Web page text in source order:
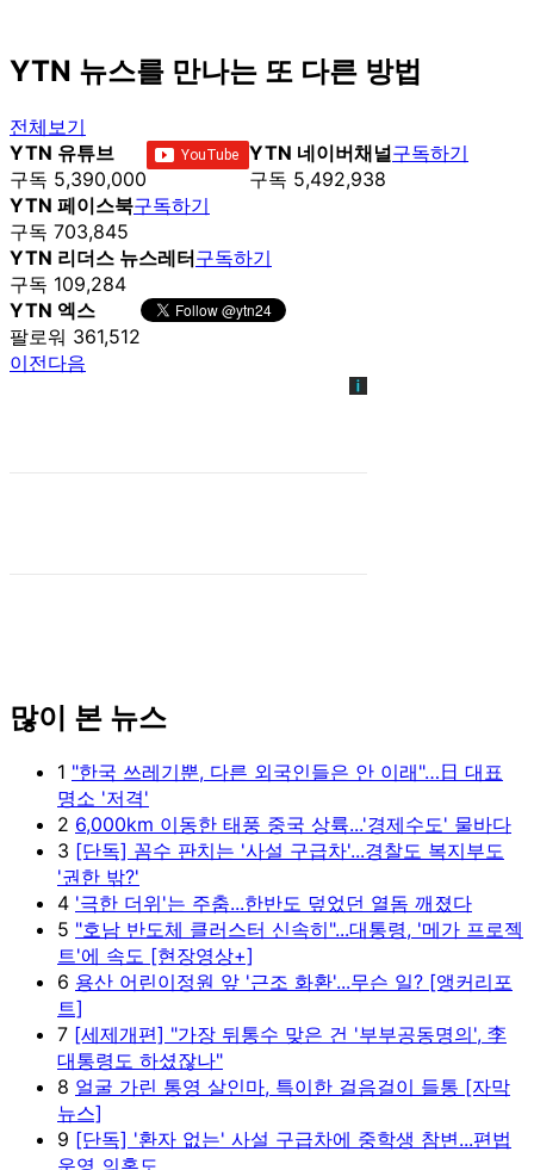
YTN 뉴스를 만나는 또 다른 방법
전체보기
YTN 유튜브
구독 5,390,000
YTN 네이버채널
구독 5,492,938
구독하기
YTN 페이스북
구독 703,845
구독하기
YTN 리더스 뉴스레터
구독 109,284
구독하기
YTN 엑스
팔로워 361,512
이전다음
많이 본 뉴스
1 "한국 쓰레기뿐, 다른 외국인들은 안 이래"…日 대표
명소 '저격'
2 6,000km 이동한 태풍 중국 상륙...'경제수도' 물바다
3 [단독] 꼼수 판치는 '사설 구급차'...경찰도 복지부도
'권한 밖?'
4 '극한 더위'는 주춤...한반도 덮었던 열돔 깨졌다
5 "호남 반도체 클러스터 신속히"...대통령, '메가 프로젝
트'에 속도 [현장영상+]
6 용산 어린이정원 앞 '근조 화환'...무슨 일? [앵커리포
트]
7 [세제개편] "가장 뒤통수 맞은 건 '부부공동명의', 李
대통령도 하셨잖나"
8 얼굴 가린 통영 살인마, 특이한 걸음걸이 들통 [자막
뉴스]
9 [단독] '환자 없는' 사설 구급차에 중학생 참변...편법